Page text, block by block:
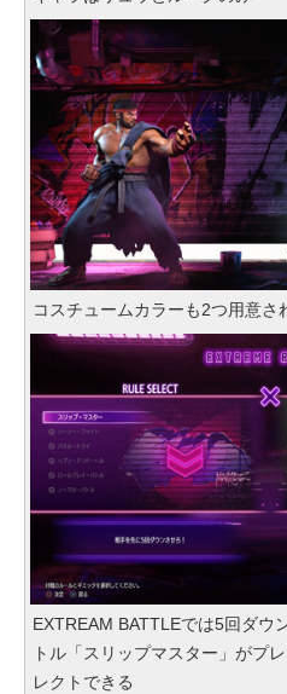
コスチュームカラーも2つ用意さ
EXTREAM BATTLEでは5回ダウ
トル「スリップマスター」がプ
レクトできる